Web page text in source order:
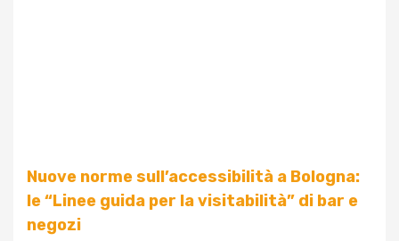
Nuove norme sull’accessibilità a Bologna:
le “Linee guida per la visitabilità” di bar e
negozi